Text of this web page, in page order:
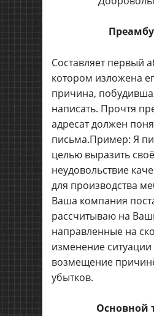
Составляет первый
котором изложена
причина,
написать. Прочтя
адресат должен
письма.Пример: Я
целью выразить своё
неудовольствие
для производства
Ваша компания
рассчитываю на
направленные на
изменение
возмещение
убытков.
Основной